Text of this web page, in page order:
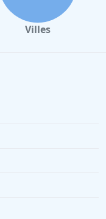
Villes